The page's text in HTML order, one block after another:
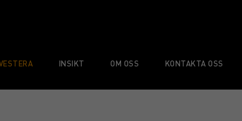
INSIKT OM OSS KONTAKTA OSS